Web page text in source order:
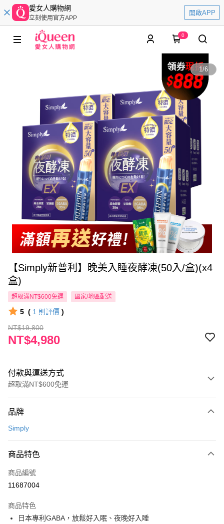
愛女人購物網
立刻使用官方APP
開啟APP
0
1/6
【Simply新普利】晚美入睡夜酵凍(50入/盒)(x4
盒)
超取滿NT$600免運 國家/地區配送
5 ( 1 則評價 )
NT$19,800
NT$4,980
付款與運送方式
超取滿NT$600免運
信用卡一次付款
LINE Pay
Apple Pay
悠遊付
品牌
Simply
商品特色
商品編號
11687004
商品特色
日本專利GABA，放鬆好入眠、夜晚好入睡